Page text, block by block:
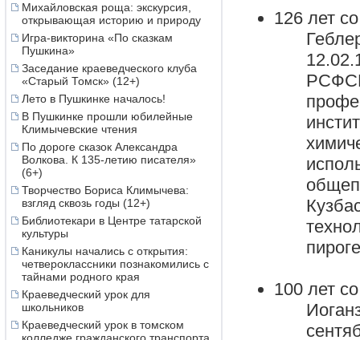
Михайловская роща: экскурсия,
открывающая историю и природу
Игра-викторина «По сказкам
Пушкина»
Заседание краеведческого клуба
«Старый Томск» (12+)
Лето в Пушкинке началось!
В Пушкинке прошли юбилейные
Климычевские чтения
По дороге сказок Александра
Волкова. К 135-летию писателя»
(6+)
Творчество Бориса Климычева:
взгляд сквозь годы (12+)
Библиотекари в Центре татарской
культуры
Каникулы начались с открытия:
четвероклассники познакомились с
тайнами родного края
Краеведческий урок для
школьников
Краеведческий урок в томском
126 лет
100 лет